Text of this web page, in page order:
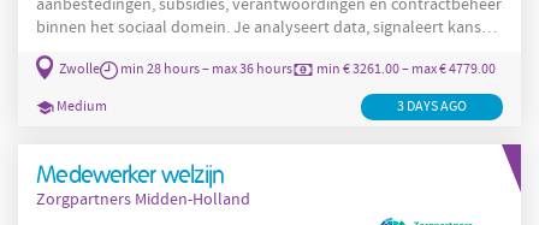
aanbestedingen, subsidies, verantwoordingen en contractbeheer
binnen het sociaal domein. Je analyseert data, signaleert kansen
en werkt samen met de senior contractmanager aan de
continuïteit vanzorgvoor duizenden cliënten. Wat ga je doen?
Als contractmanager
werk je nauw samen met een senior
contractmanager en krijg je de kans om jezelf verder te
Zwolle min 28 hours – max 36 hours min € 3261.00 – max € 4779.00
Medium 3 DAYS AGO
Medewerker welzijn
Zorgpartners Midden-Holland